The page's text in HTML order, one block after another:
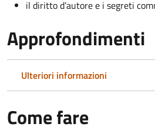
il diritto d’autore e i segreti
Approfondimenti
Ulteriori informazioni
Come fare